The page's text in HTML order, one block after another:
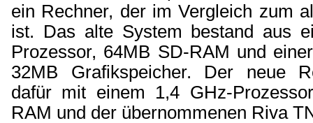
ein Rechner, der im Vergleich zum
ist. Das alte System bestand aus
Prozessor, 64MB SD-RAM und
32MB Grafikspeicher. Der neue
dafür mit einem 1,4 GHz-
RAM und der übernommenen Riva